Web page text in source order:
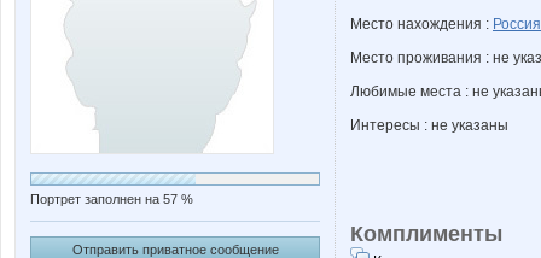
Портрет заполнен на 57 %
Отправить приватное сообщение
Место нахождения : Россия
Место проживания : не
Любимые места : не
Интересы : не указаны
Комплименты